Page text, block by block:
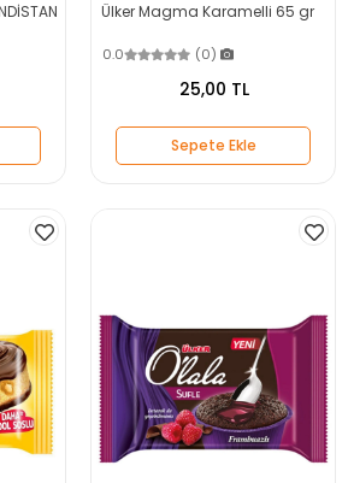
Ülker Magma Karamelli 65 gr
0.0 (0)
25,00 TL
Sepete Ekle